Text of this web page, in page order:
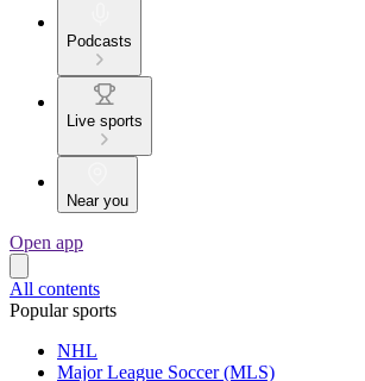
Podcasts
Live sports
Near you
Open app
All contents
Popular sports
NHL
Major League Soccer (MLS)